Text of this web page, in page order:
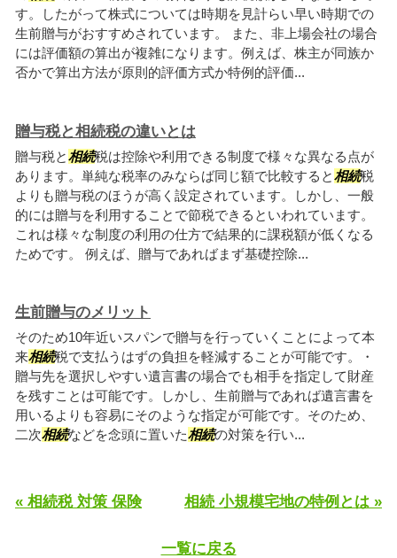
す。したがって株式については時期を見計らい早い時期での
生前贈与がおすすめされています。 また、非上場会社の場合
には評価額の算出が複雑になります。例えば、株主が同族か
否かで算出方法が原則的評価方式か特例的評価...
贈与税と相続税の違いとは
贈与税と相続税は控除や利用できる制度で様々な異なる点が
あります。単純な税率のみならば同じ額で比較すると相続税
よりも贈与税のほうが高く設定されています。しかし、一般
的には贈与を利用することで節税できるといわれています。
これは様々な制度の利用の仕方で結果的に課税額が低くなる
ためです。 例えば、贈与であればまず基礎控除...
生前贈与のメリット
そのため10年近いスパンで贈与を行っていくことによって本
来相続税で支払うはずの負担を軽減することが可能です。・
贈与先を選択しやすい遺言書の場合でも相手を指定して財産
を残すことは可能です。しかし、生前贈与であれば遺言書を
用いるよりも容易にそのような指定が可能です。そのため、
二次相続などを念頭に置いた相続の対策を行い...
« 相続税 対策 保険 相続 小規模宅地の特例とは »
一覧に戻る